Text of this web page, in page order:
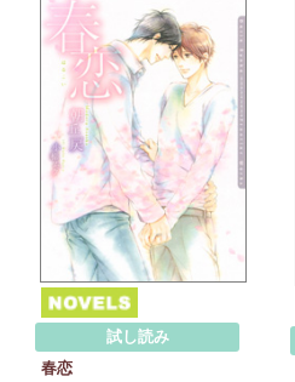
試し読み
春恋